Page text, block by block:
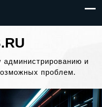
и
проблем.